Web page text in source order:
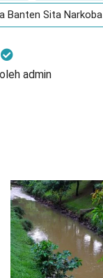
Banten Sita Narkoba
admin